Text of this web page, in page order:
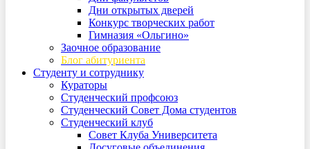
Дни открытых дверей
Конкурс творческих работ
Гимназия «Ольгино»
Заочное образование
Блог абитуриента
Студенту и сотруднику
Кураторы
Студенческий профсоюз
Студенческий Совет Дома студентов
Студенческий клуб
Совет Клуба Университета